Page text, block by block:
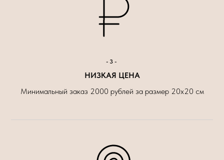
-3-
НИЗКАЯ ЦЕНА
Минимальный заказ 2000 рублей за размер 20х20 см